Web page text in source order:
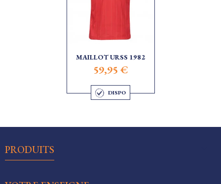
MAILLOT URSS 1982
59,95 €
DISPO
PRODUITS